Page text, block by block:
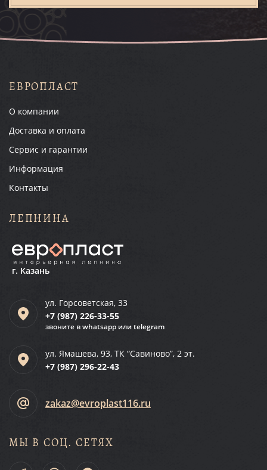
ЕВРОПЛАСТ
О компании
Доставка и оплата
Сервис и гарантии
Информация
Контакты
ЛЕПНИНА
г. Казань
ул. Горсоветская, 33
+7 (987) 226-33-55
звоните в whatsapp или telegram
ул. Ямашева, 93, ТК “Савиново”, 2 эт.
+7 (987) 296-22-43
zakaz@evroplast116.ru
МЫ В СОЦ. СЕТЯХ